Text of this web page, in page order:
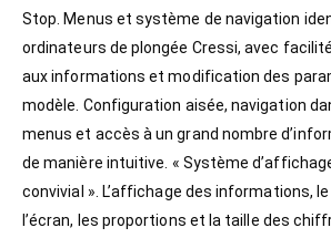
Stop. Menus et système de navigation
ordinateurs de plongée Cressi, avec
aux informations et modification des
modèle. Configuration aisée, navigation
menus et accès à un grand nombre
de manière intuitive. « Système
convivial ». L’affichage des informations,
l’écran, les proportions et la taille des